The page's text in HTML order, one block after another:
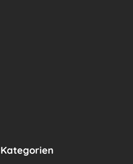
Kategorien